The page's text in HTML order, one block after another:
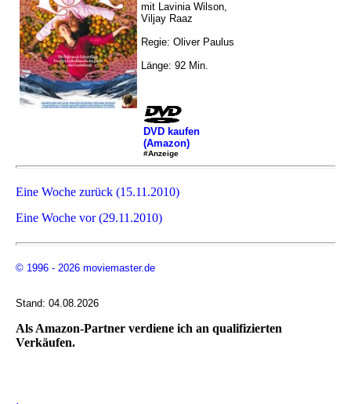
mit Lavinia Wilson,
Viljay Raaz
Regie: Oliver Paulus
Länge: 92 Min.
DVD kaufen
(Amazon)
#Anzeige
Eine Woche zurück (15.11.2010)
Eine Woche vor (29.11.2010)
© 1996 - 2026 moviemaster.de
Stand: 04.08.2026
Als Amazon-Partner verdiene ich an qualifizierten
Verkäufen.